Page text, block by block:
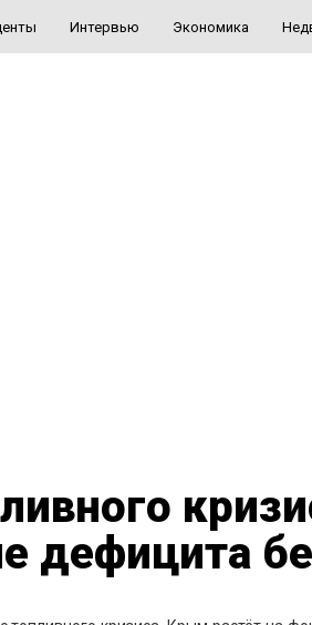
Интервью Экономика
дефицита